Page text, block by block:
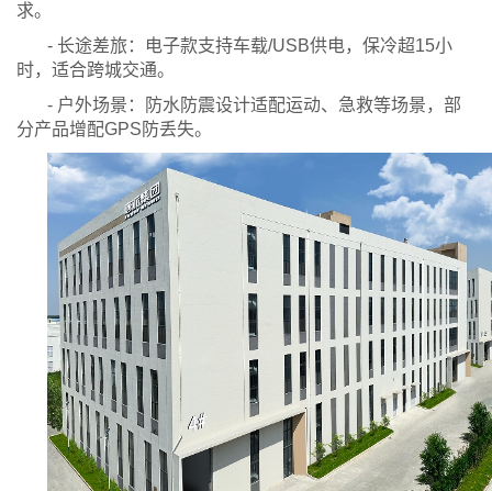
求。
- 长途差旅：电子款支持车载/USB供电，保冷超15小
时，适合跨城交通。
- 户外场景：防水防震设计适配运动、急救等场景，部
分产品增配GPS防丢失。